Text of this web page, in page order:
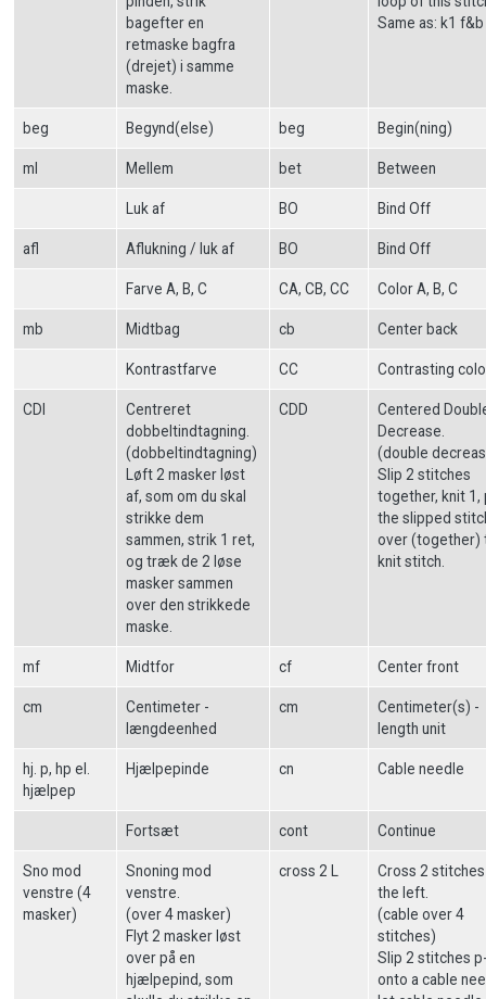
bagefter en
retmaske bagfra
(drejet) i samme
maske.
Same as: k1 f&b
beg Begynd(else) beg Begin(ning)
ml Mellem bet Between
Luk af BO Bind Off
afl Aflukning / luk af BO Bind Off
Farve A, B, C CA, CB, CC Color A, B, C
mb Midtbag cb Center back
Kontrastfarve CC Contrasting
CDI
Centreret
dobbeltindtagning.
(dobbeltindtagning)
Løft 2 masker løst
af, som om du skal
strikke dem
sammen, strik 1 ret,
og træk de 2 løse
masker sammen
over den strikkede
maske.
CDD
Centered
Decrease.
(double
Slip 2 stitches
together, knit 1,
the slipped
over (together)
knit stitch.
mf Midtfor cf Center front
cm
Centimeter -
længdeenhed
cm
Centimeter(s) -
length unit
hj. p, hp el.
hjælpep
Hjælpepinde cn Cable needle
Fortsæt cont Continue
Sno mod
venstre (4
masker)
Snoning mod
venstre.
(over 4 masker)
Flyt 2 masker løst
over på en
hjælpepind, som
cross 2 L
Cross 2
the left.
(cable over 4
stitches)
Slip 2 stitches
onto a cable